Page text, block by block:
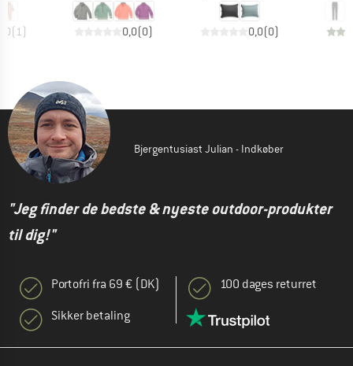
(1) 0,0(0) 0,0(0)
Bjergentusiast Julian - Indkøber
"Jeg finder de bedste & nyeste outdoor-produkter
til dig!"
Portofri fra 69 € (DK)
Sikker betaling
100 dages returret